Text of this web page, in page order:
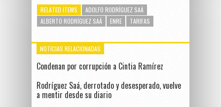
RELATED ITEMS
ADOLFO RODRÍGUEZ SAÁ
ALBERTO RODRÍGUEZ SAÁ
ENRE TARIFAS
NOTICIAS RELACIONADAS
Condenan por corrupción a Cintia Ramírez
Rodríguez Saá, derrotado y desesperado, vuelve
a mentir desde su diario